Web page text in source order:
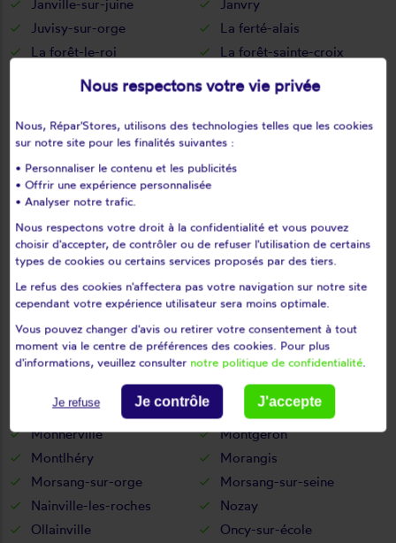
Janville-sur-juine
Janvry
Juvisy-sur-orge
La ferté-alais
La forêt-le-roi
La forêt-sainte-croix
La norville
La ville-du-bois
Le coudray-montceaux
Le plessis-pâté
Le val-saint-germain
Les granges-le-roi
Les molières
Les ulis
Leudeville
Leuville-sur-orge
Limours en hurepoix
Linas
Lisses
Longjumeau
Longpont-sur-orge
Maisse
Marcoussis
Marolles-en-beauce
Marolles-en-hurepoix
Mauchamps
Mennecy
Méréville
Mérobert
Milly-la-forêt
Moigny-sur-école
Mondeville
Monnerville
Montgeron
Montlhéry
Morangis
Morsang-sur-orge
Morsang-sur-seine
Nainville-les-roches
Nozay
Ollainville
Oncy-sur-école
Nous respectons votre vie privée
Nous, Répar'Stores, utilisons des technologies telles que les cookies
sur notre site pour les finalités suivantes :
• Personnaliser le contenu et les publicités
• Offrir une expérience personnalisée
• Analyser notre trafic.
Nous respectons votre droit à la confidentialité et vous pouvez
choisir d'accepter, de contrôler ou de refuser l'utilisation de certains
types de cookies ou certains services proposés par des tiers.
Le refus des cookies n'affectera pas votre navigation sur notre site
cependant votre expérience utilisateur sera moins optimale.
Vous pouvez changer d'avis ou retirer votre consentement à tout
moment via le centre de préférences des cookies. Pour plus
d'informations, veuillez consulter notre politique de confidentialité.
Je refuse Je contrôle J'accepte